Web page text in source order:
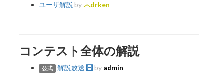
ユーザ解説 by drken
コンテスト全体の解説
公式 解説放送 by admin